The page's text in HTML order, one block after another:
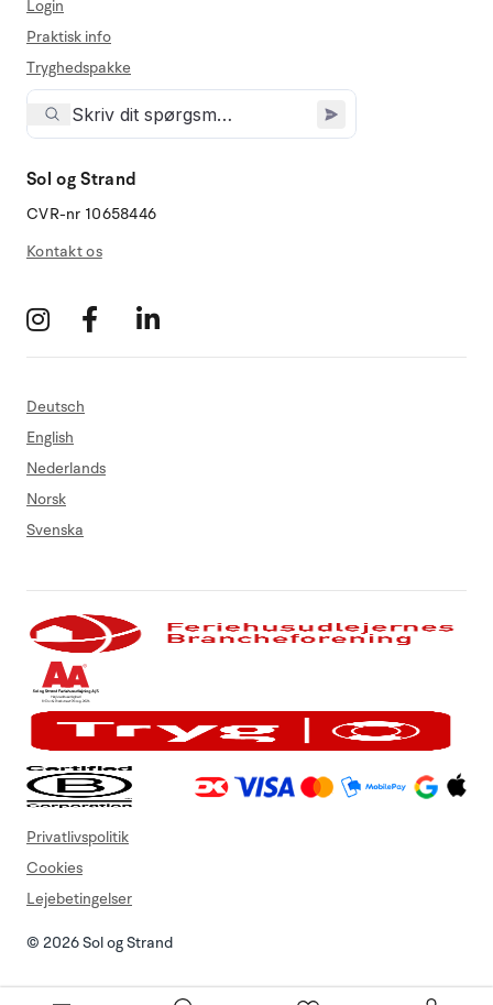
Login
Praktisk info
Tryghedspakke
Sol og Strand
CVR-nr 10658446
Kontakt os
Deutsch
English
Nederlands
Norsk
Svenska
© 2026 Sol og Strand
Privatlivspolitik
Cookies
Lejebetingelser